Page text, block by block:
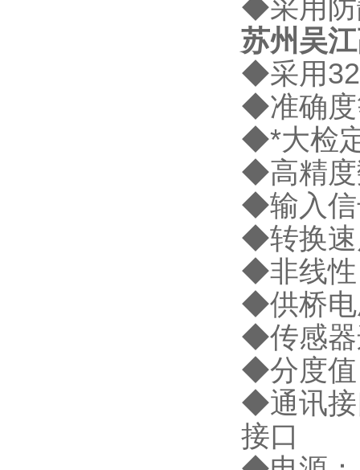
◆采用防
苏州吴
◆采用32
◆准确度
◆*大检
◆高精度
◆输入信
◆转换速
◆非线性
◆供桥电
◆传感器
◆分度值
◆通讯接
接口